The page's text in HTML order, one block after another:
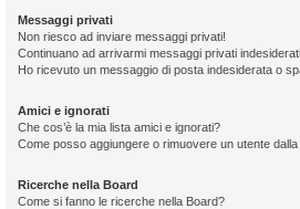
Messaggi privati
Non riesco ad inviare messaggi privati!
Continuano ad arrivarmi messaggi privati
Ho ricevuto un messaggio di posta indesiderata o
Amici e ignorati
Che cos’è la mia lista amici e ignorati?
Come posso aggiungere o rimuovere un utente
Ricerche nella Board
Come si fanno le ricerche nella Board?